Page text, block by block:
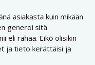
asiakasta kuin mikään
generoi sitä
eli rahaa. Eikö olisikin
ja tieto kerättäisi ja